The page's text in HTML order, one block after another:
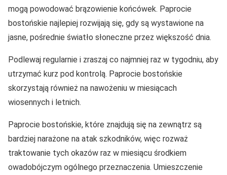
mogą powodować brązowienie końcówek. Paprocie
bostońskie najlepiej rozwijają się, gdy są wystawione na
jasne, pośrednie światło słoneczne przez większość dnia.
Podlewaj regularnie i zraszaj co najmniej raz w tygodniu, aby
utrzymać kurz pod kontrolą. Paprocie bostońskie
skorzystają również na nawożeniu w miesiącach
wiosennych i letnich.
Paprocie bostońskie, które znajdują się na zewnątrz są
bardziej narażone na atak szkodników, więc rozważ
traktowanie tych okazów raz w miesiącu środkiem
owadobójczym ogólnego przeznaczenia. Umieszczenie